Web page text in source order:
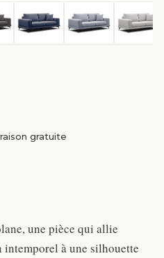
gratuite
une pièce qui allie
intemporel à une silhouette